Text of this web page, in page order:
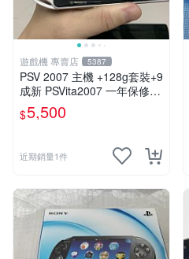
遊戲機 專賣店 5387
PSV 2007 主機 +128g套裝+9
成新 PSVita2007 一年保修
遊戲機 以改 變革
$5,500
近期銷量1件